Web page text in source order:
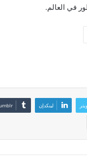
في العالم.
لينكدإن